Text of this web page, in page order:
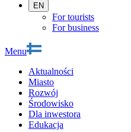
EN
For tourists
For business
Menu
Aktualności
Miasto
Rozwój
Środowisko
Dla inwestora
Edukacja